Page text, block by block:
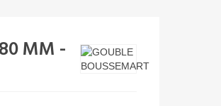
MM -